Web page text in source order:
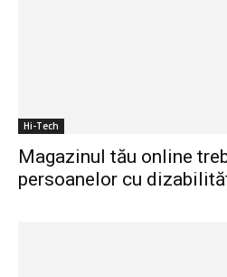
Hi-Tech
Magazinul tău online
persoanelor cu